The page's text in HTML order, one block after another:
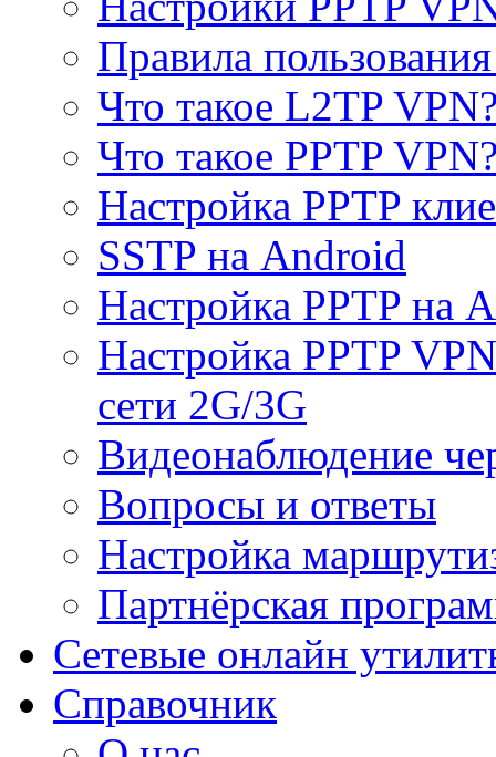
Правила
Что такое L2TP
Что такое PPTP
Настройка PPTP
SSTP на Android
Настройка PPTP на
Настройка PPTP
сети 2G/3G
Видеонаблюдение
Вопросы и ответы
Настройка
Партнёрская
Сетевые онлайн
Справочник